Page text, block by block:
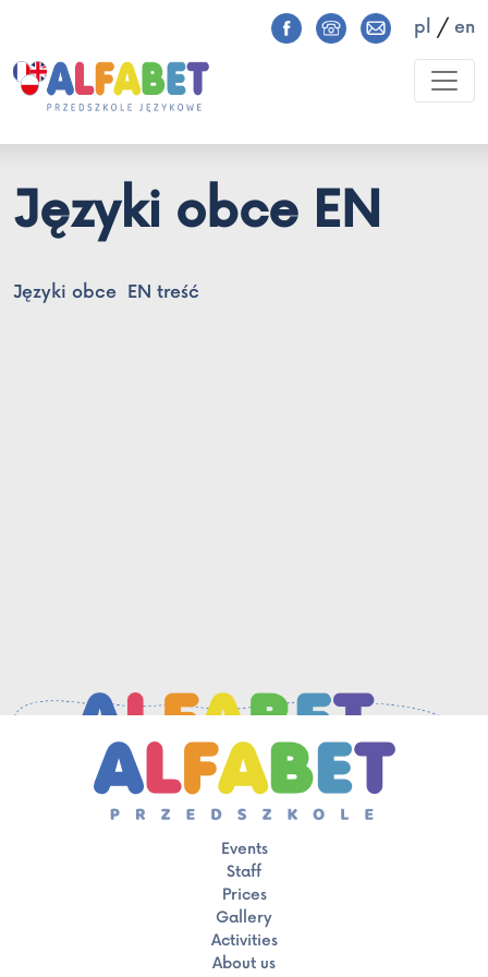
pl / en
Języki obce EN
Języki obce EN treść
Events
Staff
Prices
Gallery
Activities
About us